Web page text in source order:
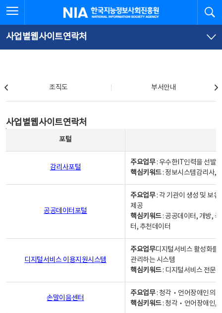
문
로
가
체
뉴
바
가
한국지능정보사회진흥원
사업별웹사이트연락처
조직도 부서안내
사업별웹사이트연락처
포털
감리사포털
주요업무: 우수한IT인력을 선발
핵심키워드: 정보시스템감리사,
공공데이터포털
주요업무: 각 기관이 생성 및 보
제공
핵심키워드: 공공데이터, 개방,
터, 추천데이터
디지털서비스 이용지원시스템
주요업무디지털서비스 활성화를
관리하는 시스템
핵심키워드: 디지털서비스 전문
손말이음센터
주요업무: 청각‧언어장애인의
핵심키워드: 청각‧언어장애인,